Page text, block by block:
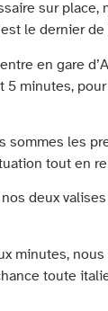
sur place,
le dernier
en gare
5 minutes,
sommes les
tout en
deux
minutes,
toute